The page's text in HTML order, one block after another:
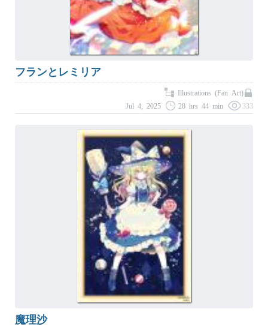
フランとレミリア
Illustrations (Fan Art)
Jul 4, 2025
28 hrs 44 min 333
魔理沙